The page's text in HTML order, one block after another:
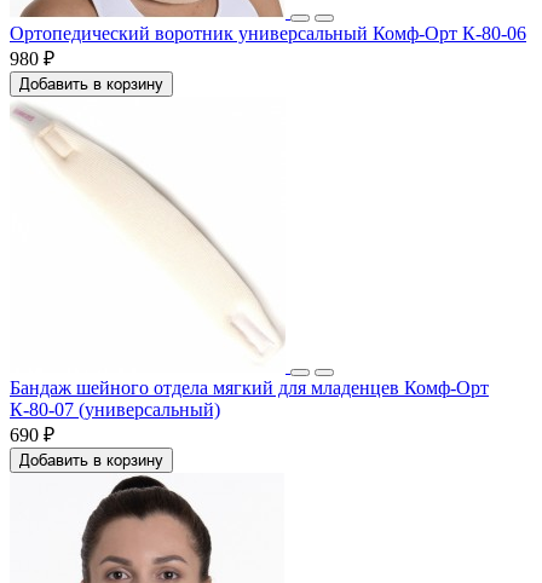
Ортопедический воротник универсальный Комф-Орт К-80-06
980 ₽
Добавить в корзину
Бандаж шейного отдела мягкий для младенцев Комф-Орт
К-80-07 (универсальный)
690 ₽
Добавить в корзину